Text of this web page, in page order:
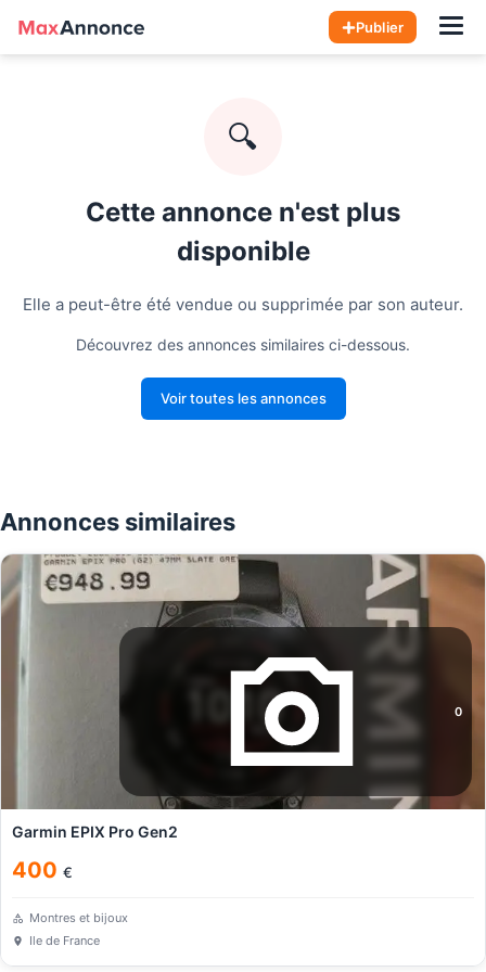
Publier
🔍
Cette annonce n'est plus
disponible
Elle a peut-être été vendue ou supprimée par son auteur.
Découvrez des annonces similaires ci-dessous.
Voir toutes les annonces
Annonces similaires
0
Garmin EPIX Pro Gen2
400 €
Montres et bijoux
Ile de France